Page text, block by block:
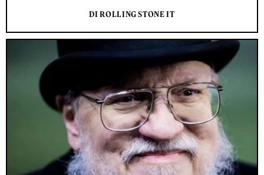
DI ROLLING STONE IT